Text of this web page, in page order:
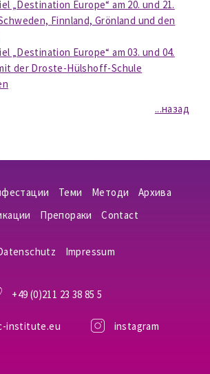
„Destination Europe“ am 20. und 21.
Finnland, Grönland und den
„Destination Europe“ am 03. und 04.
der Droste-Hülshoff-Schule
...назад
Теми Методи
Aрхива
Препораки Contact
Impressum
+49 (0)211 23 38 85 5
institute.eu instagram